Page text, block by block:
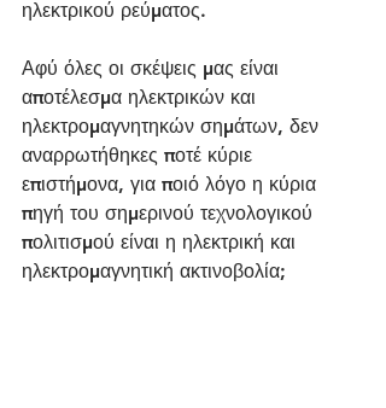
ηλεκτρικού ρεύματος.
Αφύ όλες οι σκέψεις μας είναι
αποτέλεσμα ηλεκτρικών και
ηλεκτρομαγνητηκών σημάτων, δεν
αναρρωτήθηκες ποτέ κύριε
επιστήμονα, για ποιό λόγο η κύρια
πηγή του σημερινού τεχνολογικού
πολιτισμού είναι η ηλεκτρική και
ηλεκτρομαγνητική ακτινοβολία;